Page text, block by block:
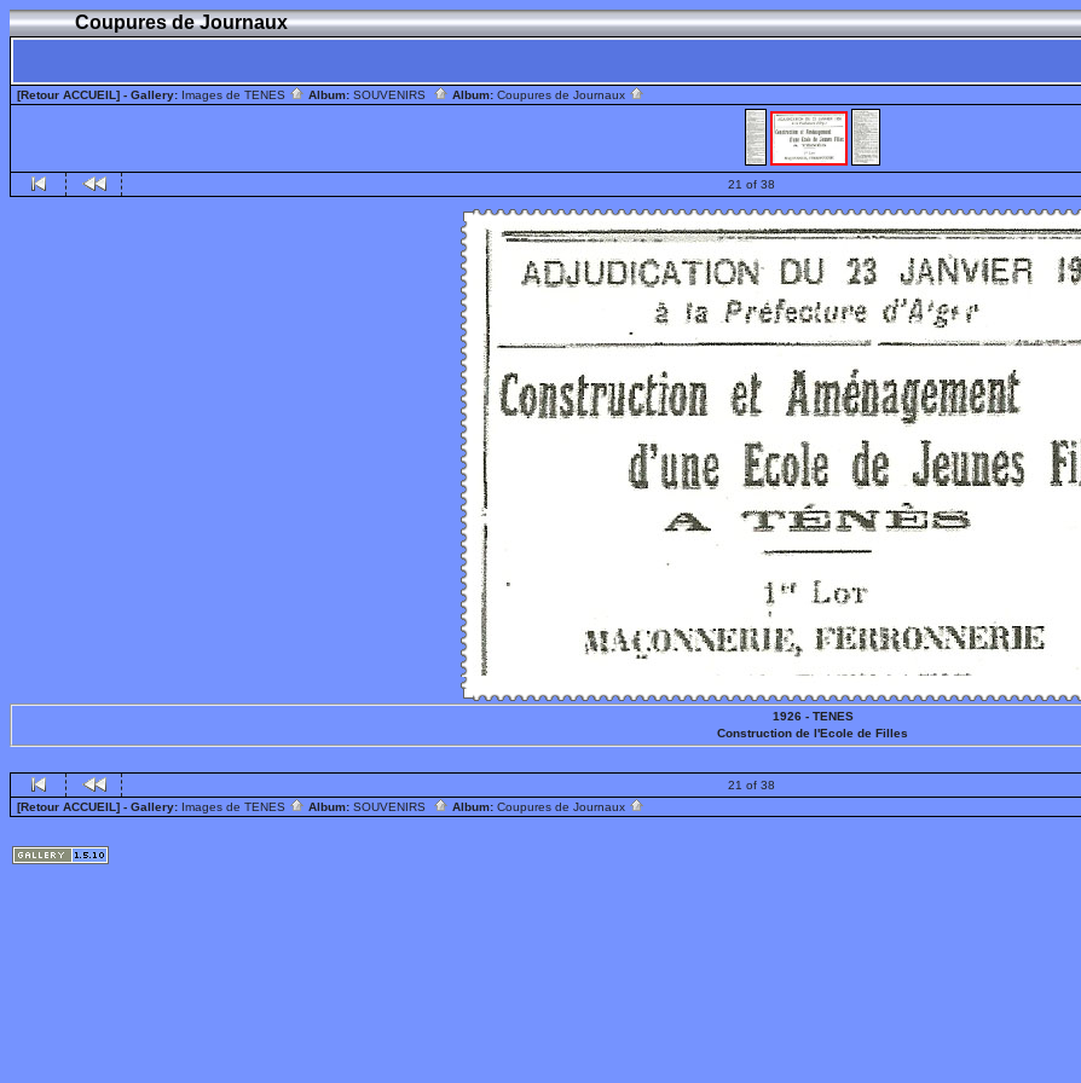
Coupures de Journaux
[Retour ACCUEIL] - Gallery: Images de TENES Album: SOUVENIRS Album: Coupures de Journaux
21 of 38
1926 - TENES
Construction de l'Ecole de Filles
21 of 38
[Retour ACCUEIL] - Gallery: Images de TENES Album: SOUVENIRS Album: Coupures de Journaux